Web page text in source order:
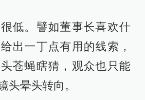
低。譬如董事长喜欢什
出一丁点有用的线索，
苍蝇瞎猜，观众也只能
头晕头转向。